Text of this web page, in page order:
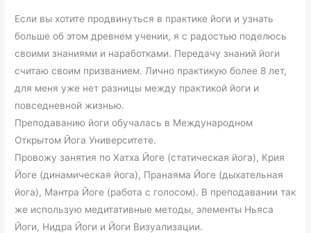
Если вы хотите продвинуться в практике йоги и узнать
больше об этом древнем учении, я с радостью поделюсь
своими знаниями и наработками. Передачу знаний йоги
считаю своим призванием. Лично практикую более 8 лет,
для меня уже нет разницы между практикой йоги и
повседневной жизнью.
Преподаванию йоги обучалась в Международном
Открытом Йога Университете.
Провожу занятия по Хатха Йоге (статическая йога), Крия
Йоге (динамическая йога), Пранаяма Йоге (дыхательная
йога), Мантра Йоге (работа с голосом). В преподавании так
же использую медитативные методы, элементы Ньяса
Йоги, Нидра Йоги и Йоги Визуализации.